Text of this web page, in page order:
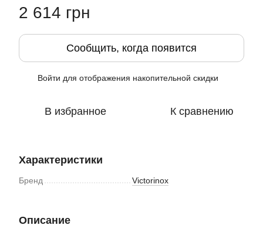
2 614 грн
Сообщить, когда появится
Войти для отображения накопительной скидки
В избранное К сравнению
Характеристики
Бренд Victorinox
Описание